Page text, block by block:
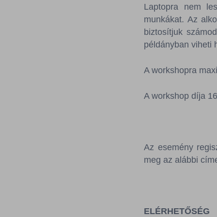
Laptopra nem
munkákat. Az
biztosítjuk
példányban viheti
A workshopra
A workshop díja
Az esemény
meg az alábbi
ELÉRHETŐSÉG